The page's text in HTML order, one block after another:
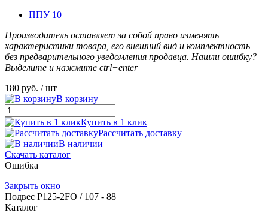
ППУ 10
Производитель оставляет за собой право изменять
характеристики товара, его внешний вид и комплектность
без предварительного уведомления продавца. Нашли ошибку?
Выделите и нажмите ctrl+enter
180 руб. / шт
В корзину
Купить в 1 клик
Рассчитать доставку
В наличии
Скачать каталог
Ошибка
Закрыть окно
Подвес Р125-2FO / 107 - 88
Каталог